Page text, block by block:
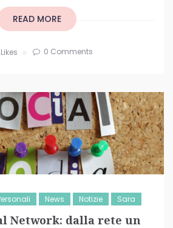
READ MORE
Likes 0 Comments
News Notizie Sara
Network: dalla rete un